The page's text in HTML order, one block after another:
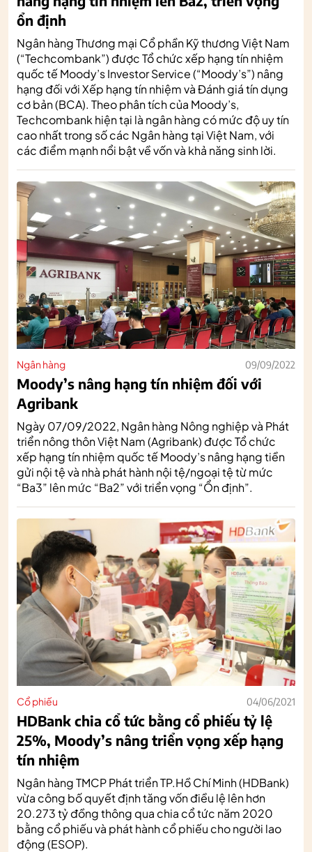
ổn định
Ngân hàng Thương mại Cổ phần Kỹ thương Việt Nam
(“Techcombank”) được Tổ chức xếp hạng tín nhiệm
quốc tế Moody’s Investor Service (“Moody’s”) nâng
hạng đối với Xếp hạng tín nhiệm và Đánh giá tín dụng
cơ bản (BCA). Theo phân tích của Moody’s,
Techcombank hiện tại là ngân hàng có mức độ uy tín
cao nhất trong số các Ngân hàng tại Việt Nam, với
các điểm mạnh nổi bật về vốn và khả năng sinh lời.
Ngân hàng 09/09/2022
Moody’s nâng hạng tín nhiệm đối với
Agribank
Ngày 07/09/2022, Ngân hàng Nông nghiệp và Phát
triển nông thôn Việt Nam (Agribank) được Tổ chức
xếp hạng tín nhiệm quốc tế Moody’s nâng hạng tiền
gửi nội tệ và nhà phát hành nội tệ/ngoại tệ từ mức
“Ba3” lên mức “Ba2” với triển vọng “Ổn định”.
Cổ phiếu 04/06/2021
HDBank chia cổ tức bằng cổ phiếu tỷ lệ
25%, Moody’s nâng triển vọng xếp hạng
tín nhiệm
Ngân hàng TMCP Phát triển TP.Hồ Chí Minh (HDBank)
vừa công bố quyết định tăng vốn điều lệ lên hơn
20.273 tỷ đồng thông qua chia cổ tức năm 2020
bằng cổ phiếu và phát hành cổ phiếu cho người lao
động (ESOP).